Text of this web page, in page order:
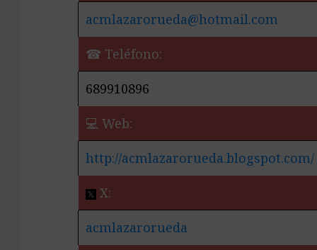
acmlazarorueda@hotmail.com
☎ Teléfono:
689910896
💻 Web:
http://acmlazarorueda.blogspot.com/
X:
acmlazarorueda